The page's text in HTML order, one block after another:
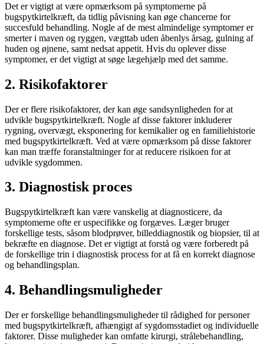
Det er vigtigt at være opmærksom på symptomerne på
bugspytkirtelkræft, da tidlig påvisning kan øge chancerne for
succesfuld behandling. Nogle af de mest almindelige symptomer er
smerter i maven og ryggen, vægttab uden åbenlys årsag, gulning af
huden og øjnene, samt nedsat appetit. Hvis du oplever disse
symptomer, er det vigtigt at søge lægehjælp med det samme.
2. Risikofaktorer
Der er flere risikofaktorer, der kan øge sandsynligheden for at
udvikle bugspytkirtelkræft. Nogle af disse faktorer inkluderer
rygning, overvægt, eksponering for kemikalier og en familiehistorie
med bugspytkirtelkræft. Ved at være opmærksom på disse faktorer
kan man træffe foranstaltninger for at reducere risikoen for at
udvikle sygdommen.
3. Diagnostisk proces
Bugspytkirtelkræft kan være vanskelig at diagnosticere, da
symptomerne ofte er uspecifikke og forgæves. Læger bruger
forskellige tests, såsom blodprøver, billeddiagnostik og biopsier, til at
bekræfte en diagnose. Det er vigtigt at forstå og være forberedt på
de forskellige trin i diagnostisk process for at få en korrekt diagnose
og behandlingsplan.
4. Behandlingsmuligheder
Der er forskellige behandlingsmuligheder til rådighed for personer
med bugspytkirtelkræft, afhængigt af sygdomsstadiet og individuelle
faktorer. Disse muligheder kan omfatte kirurgi, strålebehandling,